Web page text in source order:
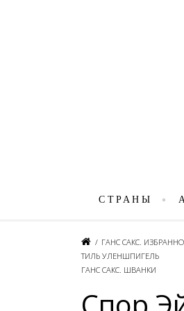
СТРАНЫ
/ ГАНС САКС.
ТИЛЬ УЛЕНШПИГЕЛЬ
ГАНС САКС. ШВАНКИ